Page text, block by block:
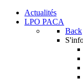
Actualités
LPO PACA
Back